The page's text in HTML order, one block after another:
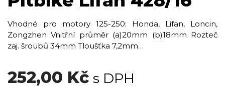
Vhodné pro motory 125-250: Honda, Lifan, Loncin,
Zongzhen Vnitřní průměr (a)20mm (b)18mm Rozteč
zaj. šroubů 34mm Tloušťka 7,2mm…
252,00 Kč s DPH